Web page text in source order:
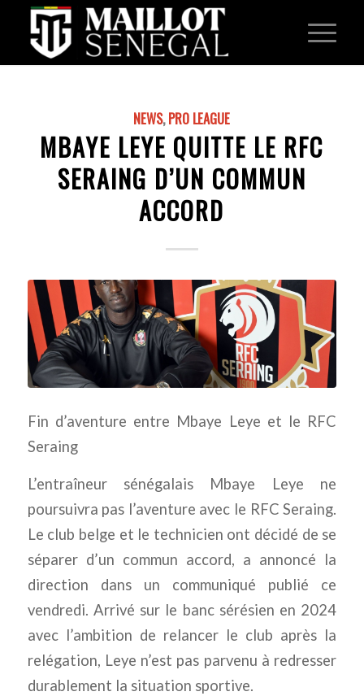
NEWS,PRO LEAGUE
MBAYE LEYE QUITTE LE RFC
SERAING D’UN COMMUN
ACCORD
Fin d’aventure entre Mbaye Leye et le RFC
Seraing
L’entraîneur sénégalais Mbaye Leye ne
poursuivra pas l’aventure avec le RFC Seraing.
Le club belge et le technicien ont décidé de se
séparer d’un commun accord, a annoncé la
direction dans un communiqué publié ce
vendredi. Arrivé sur le banc sérésien en 2024
avec l’ambition de relancer le club après la
relégation, Leye n’est pas parvenu à redresser
durablement la situation sportive.